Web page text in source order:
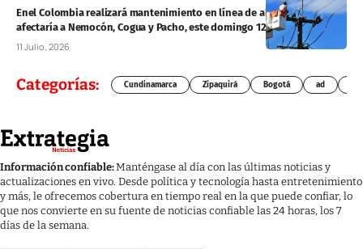
Enel Colombia realizará mantenimiento en línea de alta tensión que
afectaría a Nemocón, Cogua y Pacho, este domingo 12 de julio
11 Julio, 2026
Categorías: Cundinamarca Zipaquirá Bogotá ad
Información confiable:Manténgase al día con las últimas noticias y
actualizaciones en vivo. Desde política y tecnología hasta entretenimiento
y más, le ofrecemos cobertura en tiempo real en la que puede confiar, lo
que nos convierte en su fuente de noticias confiable las 24 horas, los 7
días de la semana.